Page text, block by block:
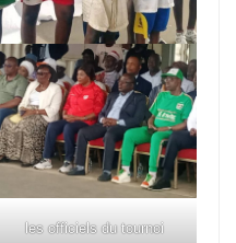
les officiels du tournoi